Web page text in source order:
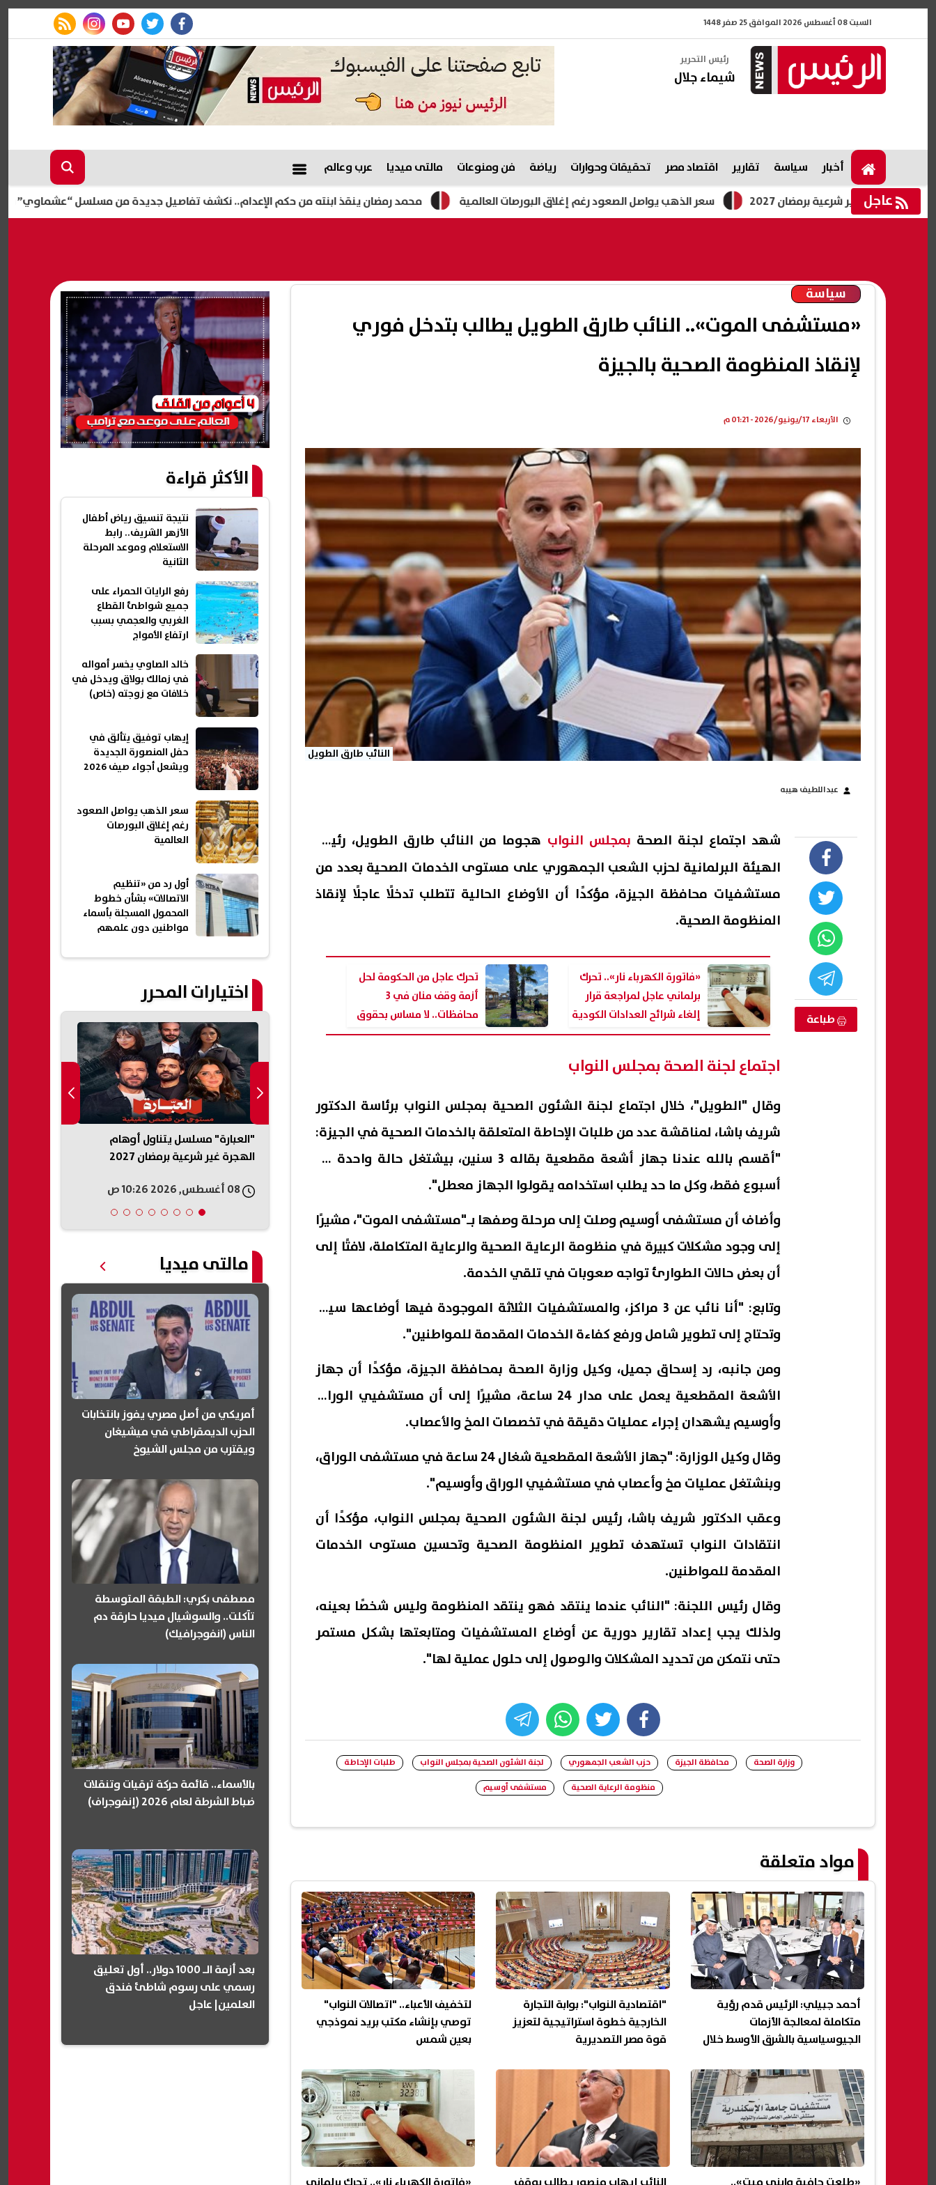
السبت 08 أغسطس 2026 الموافق 25 صفر 1448
facebook
twitter
youtube
instagram
rss feed
رئيس التحرير
شيماء جلال
أخبار سياسة تقارير اقتصاد مصر تحقيقات وحوارات رياضة فن ومنوعات مالتى ميديا عرب وعالم
عاجل محمد رمضان ينقذ ابنته من حكم الإعدام.. نكشف تفاصيل جديدة من مسلسل “عشماوي” برمضان 2027 (خاص) سعر الذهب يواصل الصعود رغم إغلاق البورصات العالمية غير شرعية برمضان 2027
سياسة
«مستشفى الموت».. النائب طارق الطويل يطالب بتدخل فوري
لإنقاذ المنظومة الصحية بالجيزة
الأربعاء 17/يونيو/2026 - 01:21 م
النائب طارق الطويل
عبداللطيف هيبه
طباعة
شهد اجتماع لجنة الصحة بمجلس النواب هجوما من النائب طارق الطويل، رئيس
الهيئة البرلمانية لحزب الشعب الجمهوري على مستوى الخدمات الصحية بعدد من
مستشفيات محافظة الجيزة، مؤكدًا أن الأوضاع الحالية تتطلب تدخلًا عاجلًا لإنقاذ
المنظومة الصحية.
«فاتورة الكهرباء نار».. تحرك
برلماني عاجل لمراجعة قرار
إلغاء شرائح العدادات الكودية
حفاظًا على العدالة الاجتماعية
تحرك عاجل من الحكومة لحل
أزمة وقف منان في 3
محافظات.. لا مساس بحقوق
المواطن
اجتماع لجنة الصحة بمجلس النواب
وقال "الطويل"، خلال اجتماع لجنة الشئون الصحية بمجلس النواب برئاسة الدكتور
شريف باشا، لمناقشة عدد من طلبات الإحاطة المتعلقة بالخدمات الصحية في الجيزة:
"أقسم بالله عندنا جهاز أشعة مقطعية بقاله 3 سنين، بيشتغل حالة واحدة كل
أسبوع فقط، وكل ما حد يطلب استخدامه يقولوا الجهاز معطل".
وأضاف أن مستشفى أوسيم وصلت إلى مرحلة وصفها بـ"مستشفى الموت"، مشيرًا
إلى وجود مشكلات كبيرة في منظومة الرعاية الصحية والرعاية المتكاملة، لافتًا إلى
أن بعض حالات الطوارئ تواجه صعوبات في تلقي الخدمة.
وتابع: "أنا نائب عن 3 مراكز، والمستشفيات الثلاثة الموجودة فيها أوضاعها سيئة
وتحتاج إلى تطوير شامل ورفع كفاءة الخدمات المقدمة للمواطنين".
ومن جانبه، رد إسحاق جميل، وكيل وزارة الصحة بمحافظة الجيزة، مؤكدًا أن جهاز
الأشعة المقطعية يعمل على مدار 24 ساعة، مشيرًا إلى أن مستشفيي الوراق
وأوسيم يشهدان إجراء عمليات دقيقة في تخصصات المخ والأعصاب.
وقال وكيل الوزارة: "جهاز الأشعة المقطعية شغال 24 ساعة في مستشفى الوراق،
وبنشتغل عمليات مخ وأعصاب في مستشفيي الوراق وأوسيم".
وعقب الدكتور شريف باشا، رئيس لجنة الشئون الصحية بمجلس النواب، مؤكدًا أن
انتقادات النواب تستهدف تطوير المنظومة الصحية وتحسين مستوى الخدمات
المقدمة للمواطنين.
وقال رئيس اللجنة: "النائب عندما ينتقد فهو ينتقد المنظومة وليس شخصًا بعينه،
ولذلك يجب إعداد تقارير دورية عن أوضاع المستشفيات ومتابعتها بشكل مستمر
حتى نتمكن من تحديد المشكلات والوصول إلى حلول عملية لها".
facebook
twitter
whats
وزارة الصحة محافظة الجيزة حزب الشعب الجمهوري لجنة الشئون الصحية بمجلس النواب
طلبات الإحاطة
منظومة الرعاية الصحية
مستشفى أوسيم
مواد متعلقة
أحمد جبيلي: الرئيس قدم رؤية
متكاملة لمعالجة الأزمات
الجيوسياسية بالشرق الأوسط خلال
"اقتصادية النواب": بوابة التجارة
الخارجية خطوة استراتيجية لتعزيز
قوة مصر التصديرية
لتخفيف الأعباء.. "اتصالات النواب"
توصي بإنشاء مكتب بريد نموذجي
بعين شمس
الأكثر قراءة
نتيجة تنسيق رياض أطفال
الأزهر الشريف.. رابط
الاستعلام وموعد المرحلة
الثانية
رفع الرايات الحمراء على
جميع شواطئ القطاع
الغربي والعجمي بسبب
ارتفاع الأمواج
خالد الصاوي يخسر أمواله
في زمالك بولاق ويدخل في
خلافات مع زوجته (خاص)
إيهاب توفيق يتألق في
حفل المنصورة الجديدة
ويشعل أجواء صيف 2026
سعر الذهب يواصل الصعود
رغم إغلاق البورصات
العالمية
أول رد من «تنظيم
الاتصالات» بشأن خطوط
المحمول المسجلة بأسماء
مواطنين دون علمهم
اختيارات المحرر
سعر الذهب يواصل الصعود رغم إغلاق
البورصات العالمية
خالد الصاوي يخسر أمواله في زمالك
بولاق ويدخل في خلافات مع زوجته
08 أغسطس, 2026 10:07 ص
إيهاب توفيق يتألق في حفل
المنصورة الجديدة ويشعل أجواء
"العبارة" مسلسل يتناول أوهام
الهجرة غير شرعية برمضان 2027
مالتى ميديا
أمريكي من أصل مصري يفوز بانتخابات
الحزب الديمقراطي في ميشيغان
ويقترب من مجلس الشيوخ
مصطفى بكري: الطبقة المتوسطة
تآكلت.. والسوشيال ميديا حارقة دم
الناس (انفوجرافيك)
بالأسماء.. قائمة حركة ترقيات وتنقلات
ضباط الشرطة لعام 2026 (إنفوجراف)
بعد أزمة الـ 1000 دولار.. أول تعليق
رسمي على رسوم شاطئ فندق
العلمين| عاجل